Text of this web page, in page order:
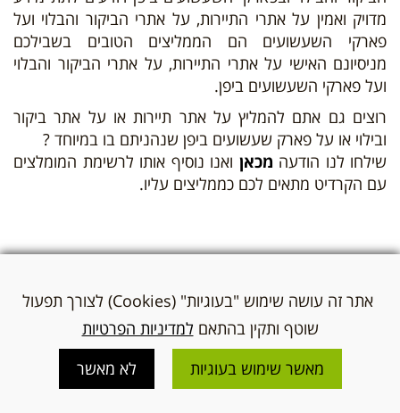
מדויק ואמין עלאתרי התיירות, על אתרי הביקור והבלוי ועל
פארקי השעשועים הם הממליצים הטובים בשבילכם
מניסיונם האישי עלאתרי התיירות, על אתרי הביקור והבלוי
ועל פארקי השעשועים ביפן.
רוצים גם אתם להמליץ עלאתר תיירות או על אתר ביקור
ובילוי או על פארק שעשועים ביפן שנהניתם בו במיוחד ?
שילחו לנו הודעה מכאן ואנו נוסיף אותו לרשימת המומלצים
עם הקרדיט מתאים לכם כממליצים עליו.
אתר זה עושה שימוש "בעוגיות" (Cookies) לצורך תפעול
שוטף ותקין בהתאם למדיניות הפרטיות
מאשר שימוש בעוגיות
לא מאשר